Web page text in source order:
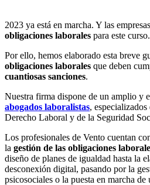
2023 ya está en marcha. Y las
obligaciones laborales para este curso.
Por ello, hemos elaborado esta breve
obligaciones laborales que deben
cuantiosas sanciones.
Nuestra firma dispone de un amplio y
abogados laboralistas, especializados
Derecho Laboral y de la Seguridad
Los profesionales de Vento cuentan
la gestión de las obligaciones
diseño de planes de igualdad hasta la
desconexión digital, pasando por la
psicosociales o la puesta en marcha